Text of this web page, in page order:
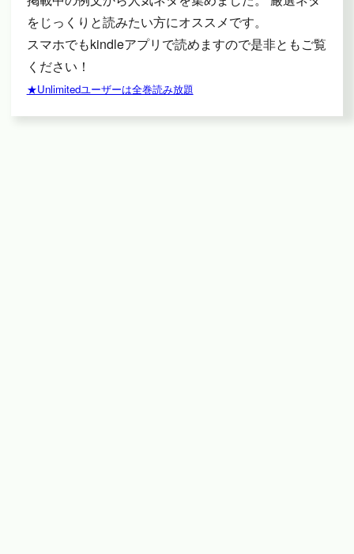
をじっくりと読みたい方にオススメです。
スマホでもkindleアプリで読めますので是非ともご覧
ください！
★Unlimitedユーザーは全巻読み放題